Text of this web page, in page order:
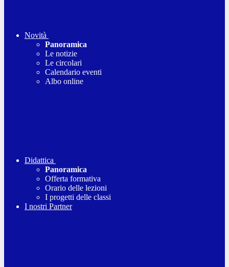
Novità
Panoramica
Le notizie
Le circolari
Calendario eventi
Albo online
Didattica
Panoramica
Offerta formativa
Orario delle lezioni
I progetti delle classi
I nostri Partner